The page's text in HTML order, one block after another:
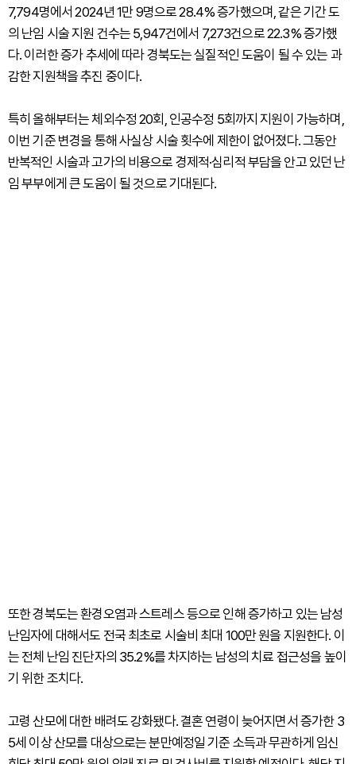
7,794명에서 2024년 1만 9명으로 28.4% 증가했으며, 같은 기간 도
의 난임 시술 지원 건수는 5,947건에서 7,273건으로 22.3% 증가했
다. 이러한 증가 추세에 따라 경북도는 실질적인 도움이 될 수 있는 과
감한 지원책을 추진 중이다.
특히 올해부터는 체외수정 20회, 인공수정 5회까지 지원이 가능하며,
이번 기준 변경을 통해 사실상 시술 횟수에 제한이 없어졌다. 그동안
반복적인 시술과 고가의 비용으로 경제적·심리적 부담을 안고 있던 난
임 부부에게 큰 도움이 될 것으로 기대된다.
또한 경북도는 환경오염과 스트레스 등으로 인해 증가하고 있는 남성
난임자에 대해서도 전국 최초로 시술비 최대 100만 원을 지원한다. 이
는 전체 난임 진단자의 35.2%를 차지하는 남성의 치료 접근성을 높이
기 위한 조치다.
고령 산모에 대한 배려도 강화됐다. 결혼 연령이 늦어지면서 증가한 3
5세 이상 산모를 대상으로는 분만예정일 기준 소득과 무관하게 임신